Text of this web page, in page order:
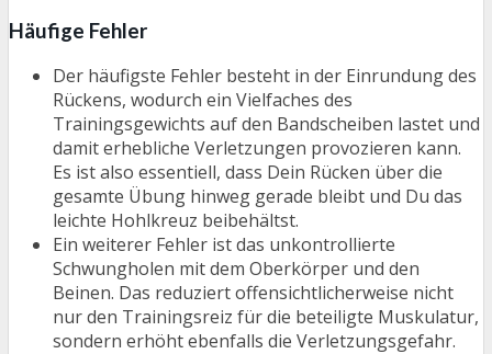
Häufige Fehler
Der häufigste Fehler besteht in der Einrundung des
Rückens, wodurch ein Vielfaches des
Trainingsgewichts auf den Bandscheiben lastet und
damit erhebliche Verletzungen provozieren kann.
Es ist also essentiell, dass Dein Rücken über die
gesamte Übung hinweg gerade bleibt und Du das
leichte Hohlkreuz beibehältst.
Ein weiterer Fehler ist das unkontrollierte
Schwungholen mit dem Oberkörper und den
Beinen. Das reduziert offensichtlicherweise nicht
nur den Trainingsreiz für die beteiligte Muskulatur,
sondern erhöht ebenfalls die Verletzungsgefahr.